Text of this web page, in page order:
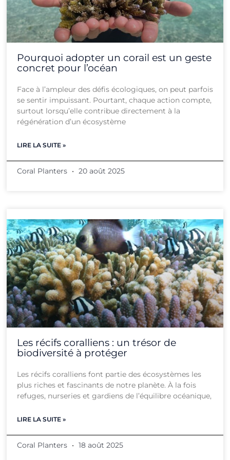
Pourquoi adopter un corail est un geste
concret pour l’océan
Face à l’ampleur des défis écologiques, on peut parfois
se sentir impuissant. Pourtant, chaque action compte,
surtout lorsqu’elle contribue directement à la
régénération d’un écosystème
LIRE LA SUITE »
Coral Planters 20 août 2025
Les récifs coralliens : un trésor de
biodiversité à protéger
Les récifs coralliens font partie des écosystèmes les
plus riches et fascinants de notre planète. À la fois
refuges, nurseries et gardiens de l’équilibre océanique,
LIRE LA SUITE »
Coral Planters 18 août 2025